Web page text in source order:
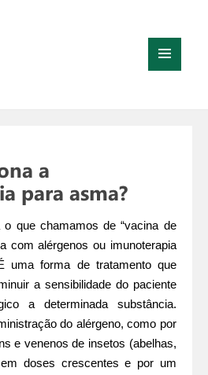
a
para asma?
que chamamos de “vacina de
com alérgenos ou imunoterapia
uma forma de tratamento que
a sensibilidade do paciente
a determinada substância.
do alérgeno, como por
e venenos de insetos (abelhas,
doses crescentes e por um